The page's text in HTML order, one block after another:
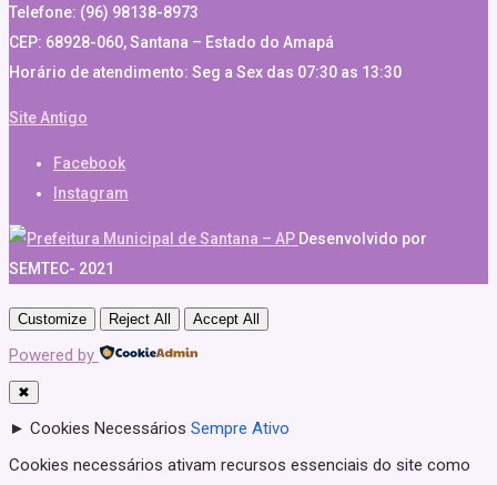
Telefone: (96) 98138-8973
CEP: 68928-060, Santana – Estado do Amapá
Horário de atendimento: Seg a Sex das 07:30 as 13:30
Site Antigo
Facebook
Instagram
Desenvolvido por
SEMTEC- 2021
Customize Reject All Accept All
Powered by
✖
► Cookies Necessários Sempre Ativo
Cookies necessários ativam recursos essenciais do site como